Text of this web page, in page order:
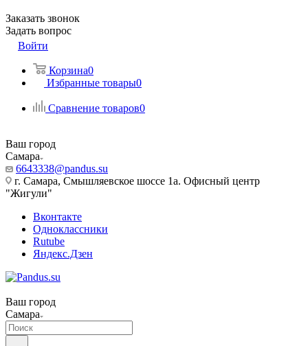
Заказать звонок
Задать вопрос
Войти
Корзина0
Избранные товары0
Сравнение товаров0
Ваш город
Самара
6643338@pandus.su
г. Самара, Смышляевское шоссе 1а. Офисный центр
"Жигули"
Вконтакте
Одноклассники
Rutube
Яндекс.Дзен
Ваш город
Самара